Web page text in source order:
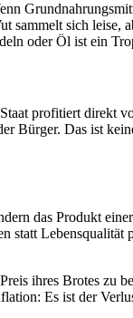
sammelt sich
oder Öl ist ein
profitiert direkt
Bürger. Das ist
das Produkt
ihres Brotes
Es ist der